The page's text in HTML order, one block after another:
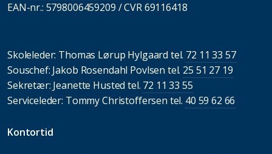
EAN-nr.: 5798006459209 / CVR 69116418
Skoleleder: Thomas Lørup Hylgaard tel. 72 11 33 57
Souschef: Jakob Rosendahl Povlsen tel. 25 51 27 19
Sekretær: Jeanette Husted tel. 72 11 33 55
Serviceleder: Tommy Christoffersen tel. 40 59 62 66
Kontortid